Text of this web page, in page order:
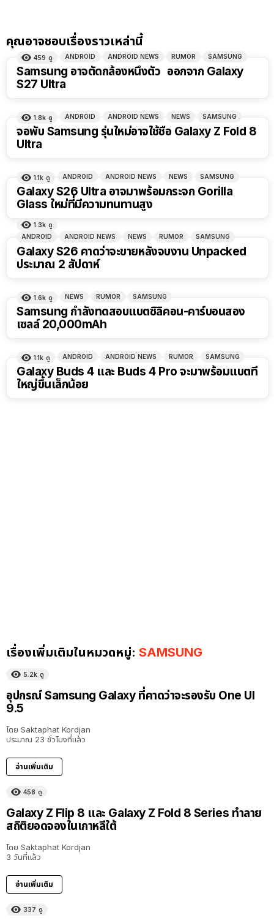
คุณอาจชอบเรื่องราวเหล่านี้
459 ดู ANDROID ANDROID NEWS RUMOR SAMSUNG
Samsung อาจตัดกล้องหนึ่งตัว ออกจาก Galaxy
S27 Ultra
1.8k ดู ANDROID ANDROID NEWS NEWS SAMSUNG
จอพับ Samsung รุ่นใหม่อาจใช้ชื่อ Galaxy Z Fold 8
Ultra
1.1k ดู ANDROID ANDROID NEWS NEWS SAMSUNG
Galaxy S26 Ultra อาจมาพร้อมกระจก Gorilla
Glass ใหม่ที่มีความทนทานสูง
1.3k ดู
ANDROID
ANDROID NEWS NEWS RUMOR SAMSUNG
Galaxy S26 คาดว่าจะขายหลังจบงาน Unpacked
ประมาณ 2 สัปดาห์
1.6k ดู NEWS RUMOR SAMSUNG
Samsung กำลังทดสอบแบตซิลิคอน-คาร์บอนสอง
เซลล์ 20,000mAh
1.1k ดู ANDROID ANDROID NEWS RUMOR SAMSUNG
Galaxy Buds 4 และ Buds 4 Pro จะมาพร้อมแบตที่
ใหญ่ขึ้นเล็กน้อย
เรื่องเพิ่มเติมในหมวดหมู่: SAMSUNG
5.2k ดู
อุปกรณ์ Samsung Galaxy ที่คาดว่าจะรองรับ One UI
9.5
โดย Saktaphat Kordjan
ประมาณ 23 ชั่วโมงที่แล้ว
อ่านเพิ่มเติม
458 ดู
Galaxy Z Flip 8 และ Galaxy Z Fold 8 Series ทำลาย
สถิติยอดจองในเกาหลีใต้
โดย Saktaphat Kordjan
3 วันที่แล้ว
อ่านเพิ่มเติม
337 ดู